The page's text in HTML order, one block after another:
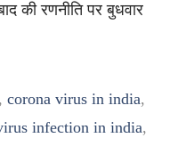
की रणनीति पर बुधवार
corona virus in india,
infection in india,